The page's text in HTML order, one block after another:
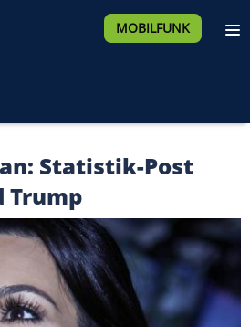
MOBILFUNK
Statistik-Post
Trump